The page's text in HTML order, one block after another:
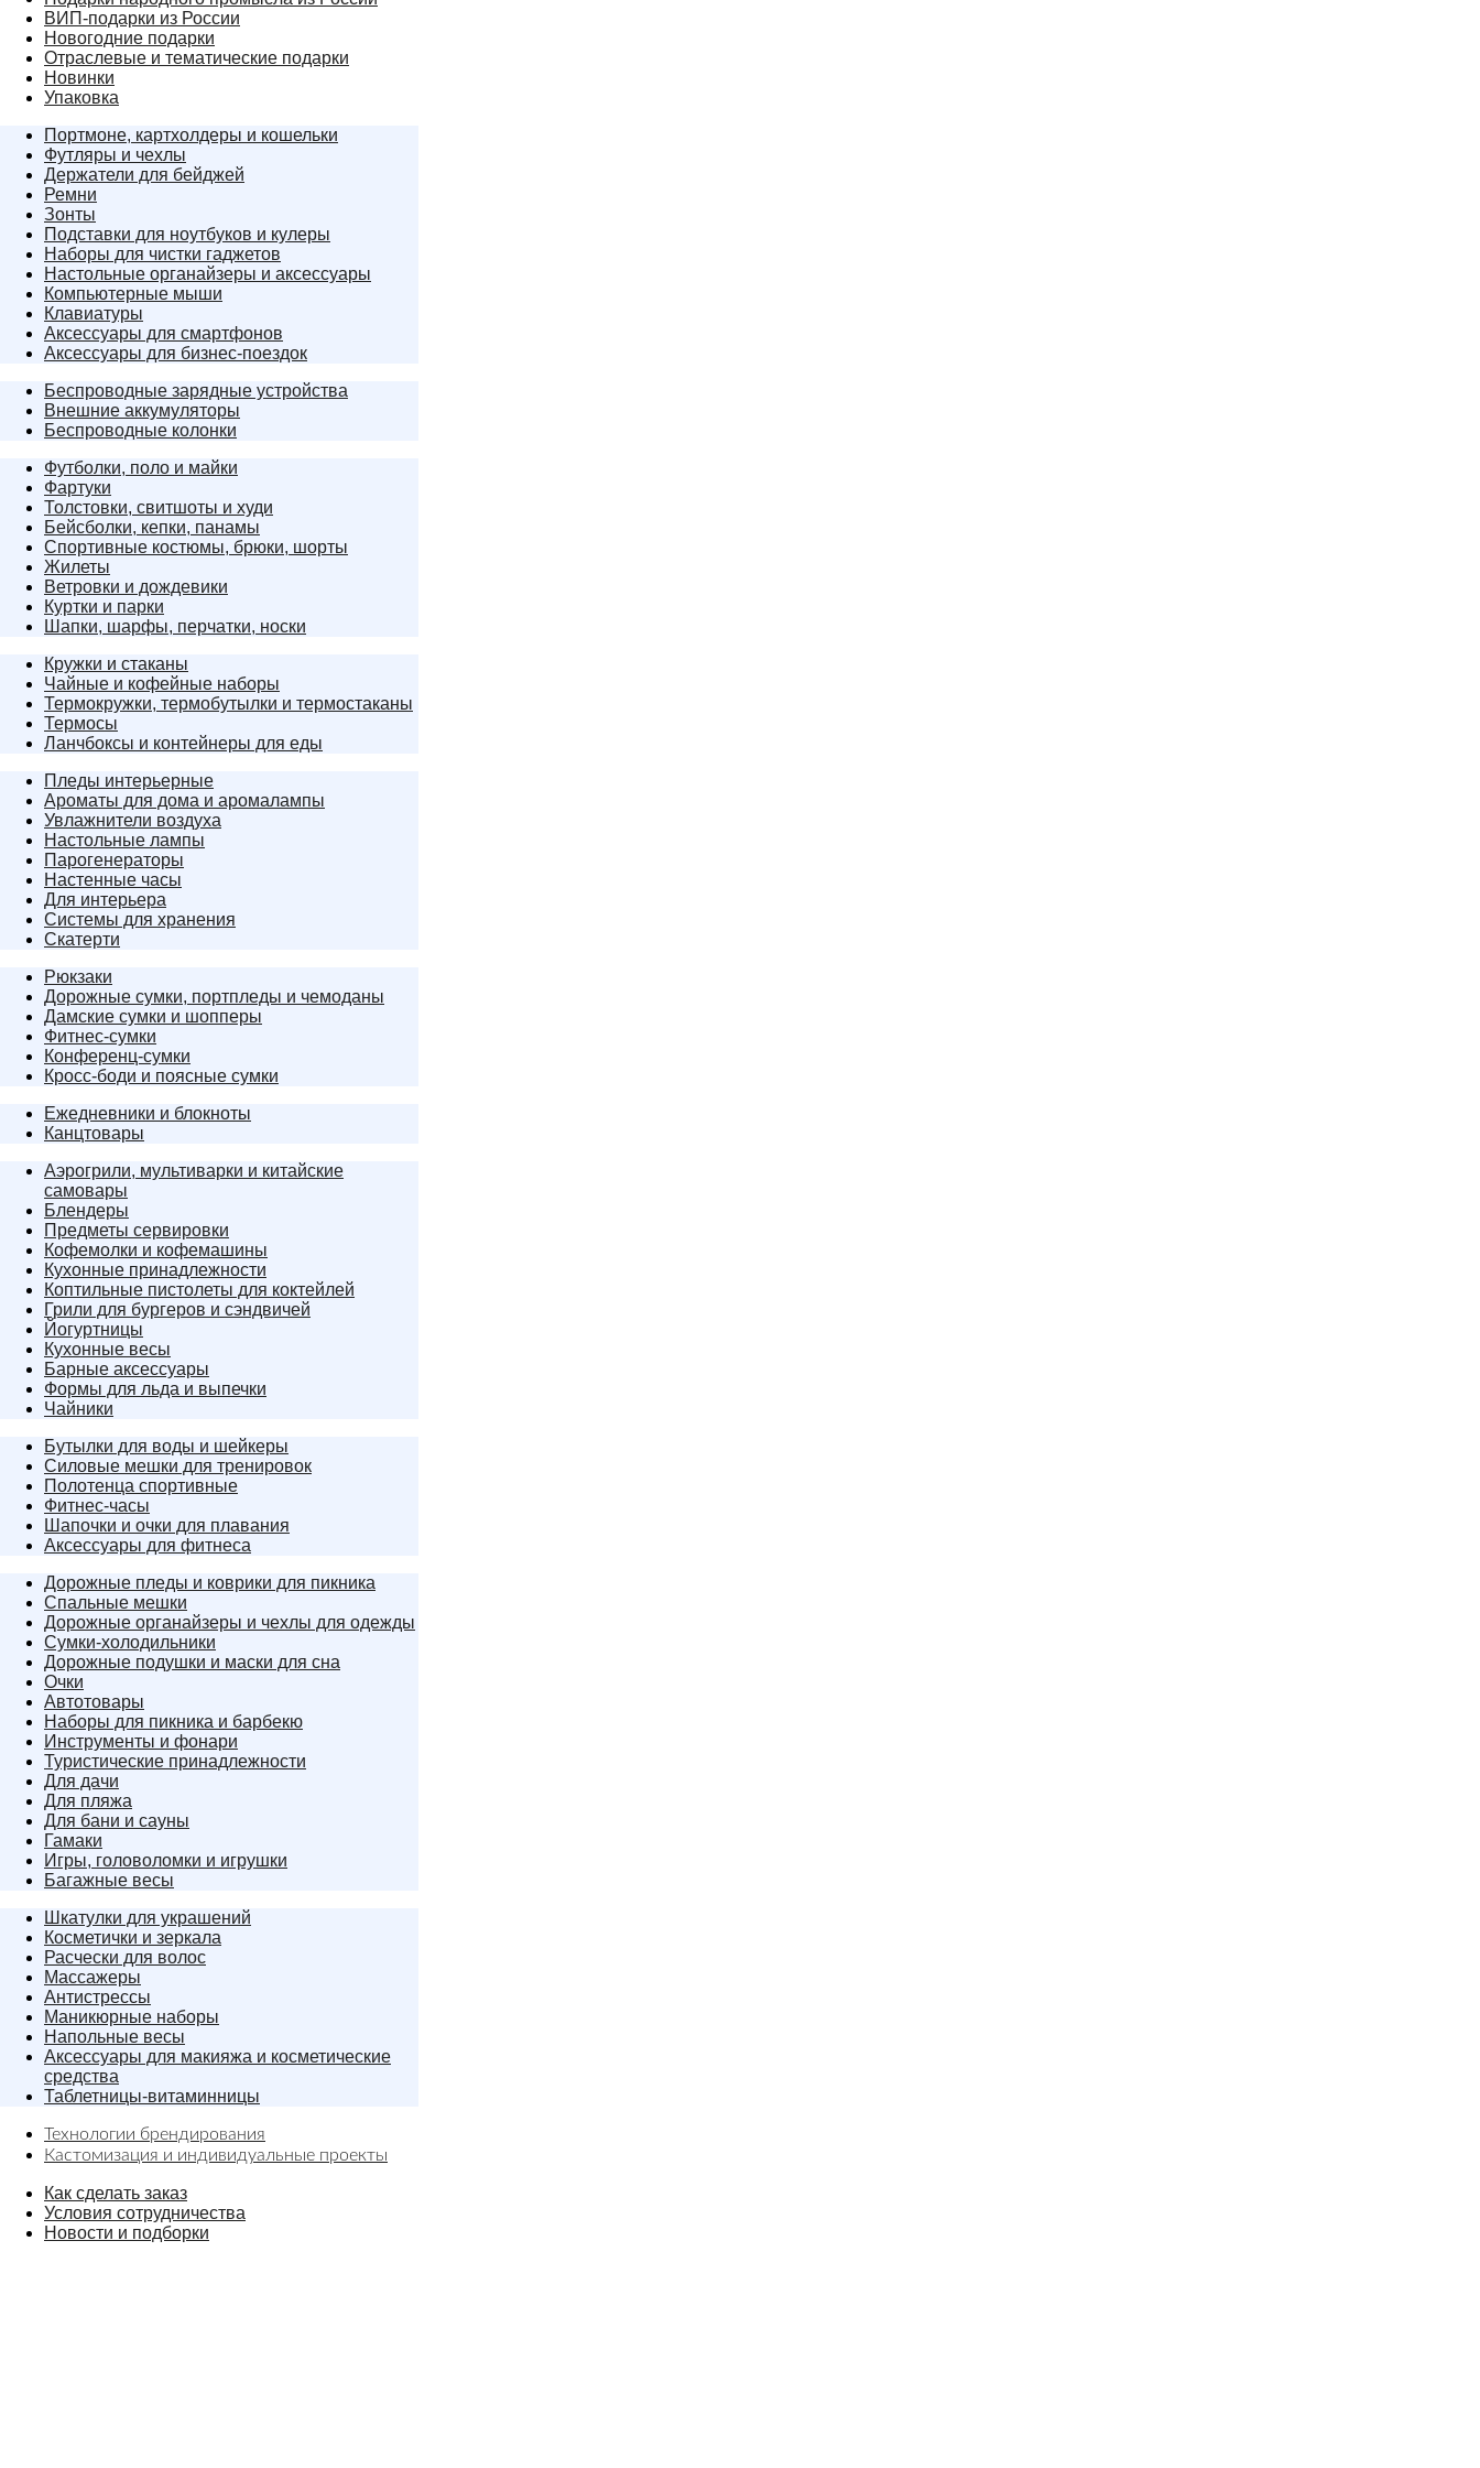
ВИП-подарки из России
Новогодние подарки
Отраслевые и тематические подарки
Новинки
Упаковка
Портмоне, картхолдеры и кошельки
Футляры и чехлы
Держатели для бейджей
Ремни
Зонты
Подставки для ноутбуков и кулеры
Наборы для чистки гаджетов
Настольные органайзеры и аксессуары
Компьютерные мыши
Клавиатуры
Аксессуары для смартфонов
Аксессуары для бизнес-поездок
Беспроводные зарядные устройства
Внешние аккумуляторы
Беспроводные колонки
Футболки, поло и майки
Фартуки
Толстовки, свитшоты и худи
Бейсболки, кепки, панамы
Спортивные костюмы, брюки, шорты
Жилеты
Ветровки и дождевики
Куртки и парки
Шапки, шарфы, перчатки, носки
Кружки и стаканы
Чайные и кофейные наборы
Термокружки, термобутылки и термостаканы
Термосы
Ланчбоксы и контейнеры для еды
Пледы интерьерные
Ароматы для дома и аромалампы
Увлажнители воздуха
Настольные лампы
Парогенераторы
Настенные часы
Для интерьера
Системы для хранения
Скатерти
Рюкзаки
Дорожные сумки, портпледы и чемоданы
Дамские сумки и шопперы
Фитнес-сумки
Конференц-сумки
Кросс-боди и поясные сумки
Ежедневники и блокноты
Канцтовары
Аэрогрили, мультиварки и китайские
самовары
Блендеры
Предметы сервировки
Кофемолки и кофемашины
Кухонные принадлежности
Коптильные пистолеты для коктейлей
Грили для бургеров и сэндвичей
Йогуртницы
Кухонные весы
Барные аксессуары
Формы для льда и выпечки
Чайники
Бутылки для воды и шейкеры
Силовые мешки для тренировок
Полотенца спортивные
Фитнес-часы
Шапочки и очки для плавания
Аксессуары для фитнеса
Дорожные пледы и коврики для пикника
Спальные мешки
Дорожные органайзеры и чехлы для одежды
Сумки-холодильники
Дорожные подушки и маски для сна
Очки
Автотовары
Наборы для пикника и барбекю
Инструменты и фонари
Туристические принадлежности
Для дачи
Для пляжа
Для бани и сауны
Гамаки
Игры, головоломки и игрушки
Багажные весы
Шкатулки для украшений
Косметички и зеркала
Расчески для волос
Массажеры
Антистрессы
Маникюрные наборы
Напольные весы
Аксессуары для макияжа и косметические
средства
Таблетницы-витаминницы
Технологии брендирования
Кастомизация и индивидуальные проекты
Как сделать заказ
Условия сотрудничества
Новости и подборки